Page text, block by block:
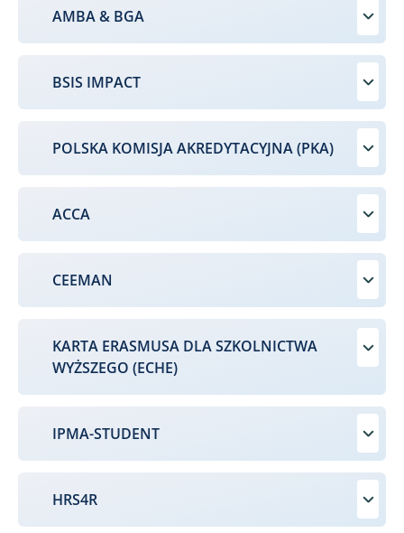
AMBA & BGA
BSIS IMPACT
POLSKA KOMISJA AKREDYTACYJNA (PKA)
ACCA
CEEMAN
KARTA ERASMUSA DLA SZKOLNICTWA
WYŻSZEGO (ECHE)
IPMA-STUDENT​​
HRS4R